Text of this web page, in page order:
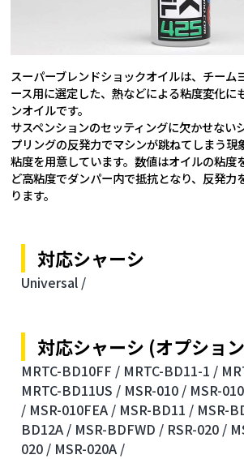
スーパーブレンドショックオイルは、チーム
ース用に選定した、熱などによる粘度変化に
ンオイルです。
サスペンションのセッティングに欠かせない
プリングの反発力でマシンが跳ねてしまう現
粘度を用意しています。数値はオイルの粘度
ど高粘度でダンパー内で抵抗となり、反発力
ります。
対応シャーシ
Universal /
対応シャーシ (オプショ
MRTC-BD10FF / MRTC-BD11-1 /
MRTC-BD11US / MSR-010 / MSR-
/ MSR-010FEA / MSR-BD11 / MSR-
BD12A / MSR-BDFWD / RSR-020 /
020 / MSR-020A /